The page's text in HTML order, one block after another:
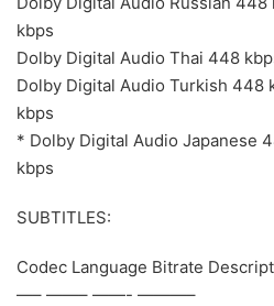
kbps
Dolby Digital Audio Thai 448
Dolby Digital Audio Turkish 448
kbps
* Dolby Digital Audio Japanese
kbps
SUBTITLES:
Codec Language Bitrate
—– ——– ——- ———–